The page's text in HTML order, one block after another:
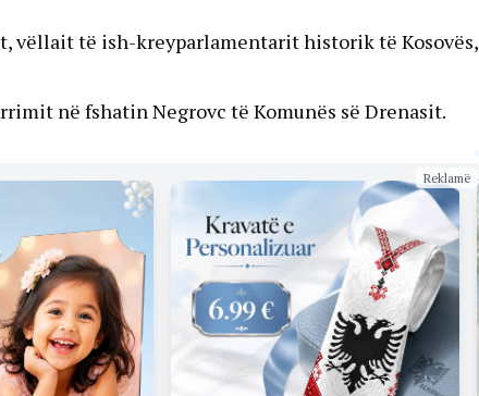
vëllait të ish-kreyparlamentarit historik të Kosovës,
në fshatin Negrovc të Komunës së Drenasit.
Reklamë